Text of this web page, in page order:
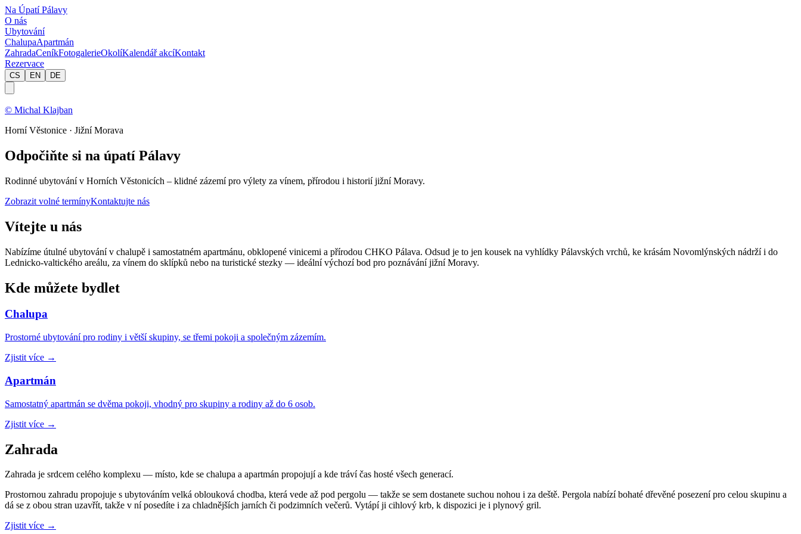
Na Úpatí Pálavy
O nás
Ubytování
ChalupaApartmán
ZahradaCeníkFotogalerieOkolíKalendář akcíKontakt
Rezervace
CS EN DE
© Michal Klajban
Horní Věstonice · Jižní Morava
Odpočiňte si na úpatí Pálavy
Rodinné ubytování v Horních Věstonicích – klidné zázemí pro výlety za vínem, přírodou i historií jižní Moravy.
Zobrazit volné termínyKontaktujte nás
Vítejte u nás
Nabízíme útulné ubytování v chalupě i samostatném apartmánu, obklopené vinicemi a přírodou CHKO Pálava. Odsud je to jen kousek na vyhlídky Pálavských vrchů, ke krásám Novomlýnských nádrží i do
Lednicko-valtického areálu, za vínem do sklípků nebo na turistické stezky — ideální výchozí bod pro poznávání jižní Moravy.
Kde můžete bydlet
Chalupa
Prostorné ubytování pro rodiny i větší skupiny, se třemi pokoji a společným zázemím.
Zjistit více →
Apartmán
Samostatný apartmán se dvěma pokoji, vhodný pro skupiny a rodiny až do 6 osob.
Zjistit více →
Zahrada
Zahrada je srdcem celého komplexu — místo, kde se chalupa a apartmán propojují a kde tráví čas hosté všech generací.
Prostornou zahradu propojuje s ubytováním velká oblouková chodba, která vede až pod pergolu — takže se sem dostanete suchou nohou i za deště. Pergola nabízí bohaté dřevěné posezení pro celou skupinu a
dá se z obou stran uzavřít, takže v ní posedíte i za chladnějších jarních či podzimních večerů. Vytápí ji cihlový krb, k dispozici je i plynový gril.
Zjistit více →